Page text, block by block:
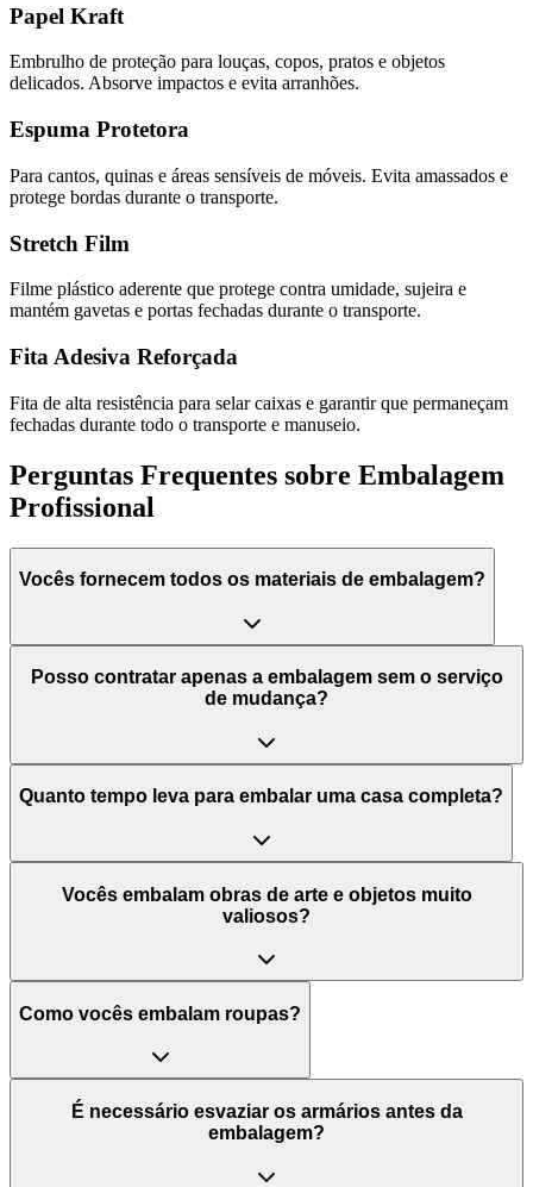
Papel Kraft
Embrulho de proteção para louças, copos, pratos e objetos
delicados. Absorve impactos e evita arranhões.
Espuma Protetora
Para cantos, quinas e áreas sensíveis de móveis. Evita amassados e
protege bordas durante o transporte.
Stretch Film
Filme plástico aderente que protege contra umidade, sujeira e
mantém gavetas e portas fechadas durante o transporte.
Fita Adesiva Reforçada
Fita de alta resistência para selar caixas e garantir que permaneçam
fechadas durante todo o transporte e manuseio.
Perguntas Frequentes sobre Embalagem
Profissional
Vocês fornecem todos os materiais de embalagem?
Posso contratar apenas a embalagem sem o serviço
de mudança?
Quanto tempo leva para embalar uma casa completa?
Vocês embalam obras de arte e objetos muito
valiosos?
Como vocês embalam roupas?
É necessário esvaziar os armários antes da
embalagem?